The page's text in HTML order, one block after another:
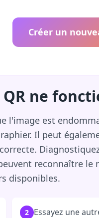
Créer un
ne
l'image est
Il peut
reconnaître le
disponibles.
2 Essayez une